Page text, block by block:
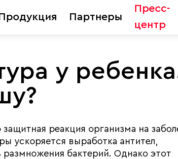
Партнеры
Пресс-
центр
у
реакция организма на
ускоряется выработка антител,
бактерий. Однако этот